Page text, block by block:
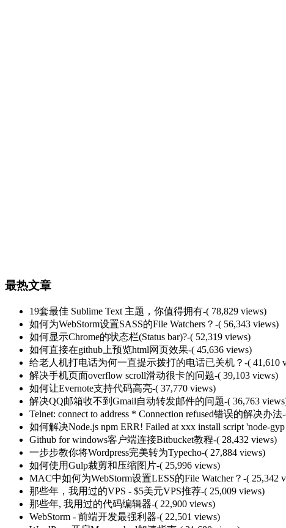
最热文章
19套最佳 Sublime Text 主题，你值得拥有-( 78,829 views)
如何为WebStorm设置SASS的File Watchers？ -( 56,343 views)
如何显示Chrome的状态栏(Status bar)?-( 52,319 views)
如何直接在github上预览html网页效果-( 45,636 views)
给老人机打电话为何一直提示拨打的电话已关机？ -( 41,610
解决手机页面overflow scroll滑动很卡的问题-( 39,103 views)
如何让Evernote支持代码高亮-( 37,770 views)
解决QQ邮箱收不到Gmail自动转发邮件的问题-( 36,763
Telnet: connect to address * Connection refused错误的解决办法
如何解决Node.js npm ERR! Failed at xxx install script 'node-
Github for windows客户端连接Bitbucket教程-( 28,432 views)
一步步教你将Wordpress完美转为Typecho-( 27,884 views)
如何使用Gulp裁剪和压缩图片-( 25,996 views)
MAC中如何为WebStorm设置LESS的File Watcher？ -( 25,342
那些年，我用过的VPS - $5美元VPS推荐-( 25,009 views)
那些年, 我用过的代码编辑器-( 22,900 views)
WebStorm - 前端开发最强利器-( 22,501 views)